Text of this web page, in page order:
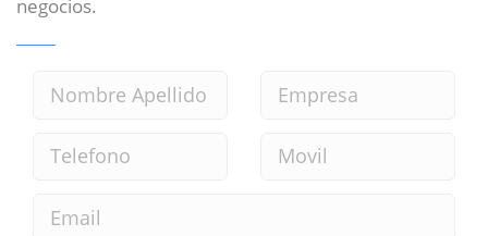
negocios.